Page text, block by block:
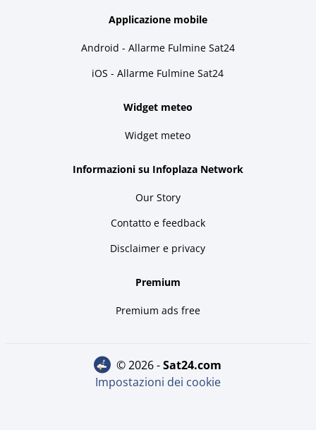
Applicazione mobile
Android - Allarme Fulmine Sat24
iOS - Allarme Fulmine Sat24
Widget meteo
Widget meteo
Informazioni su Infoplaza Network
Our Story
Contatto e feedback
Disclaimer e privacy
Premium
Premium ads free
© 2026 - sat24.com
Impostazioni dei cookie